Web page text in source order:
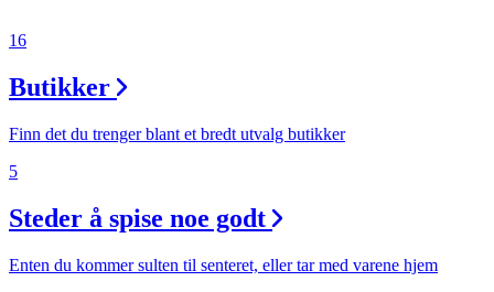
16
Butikker
Finn det du trenger blant et bredt utvalg butikker
5
Steder å spise noe godt
Enten du kommer sulten til senteret, eller tar med varene hjem